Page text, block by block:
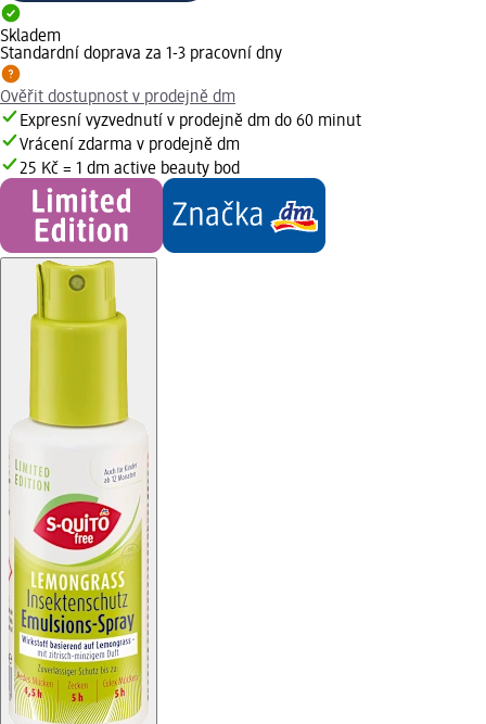
Skladem
Standardní doprava za 1-3 pracovní dny
Ověřit dostupnost v prodejně dm
Expresní vyzvednutí v prodejně dm do 60 minut
Vrácení zdarma v prodejně dm
25 Kč = 1 dm active beauty bod